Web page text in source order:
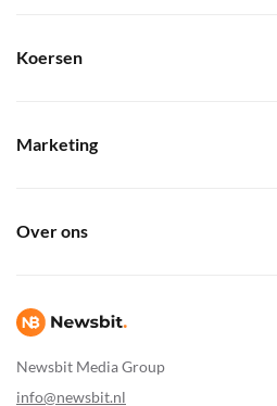
Newsbit Media Group
info@newsbit.nl
Koersen
Marketing
Over ons